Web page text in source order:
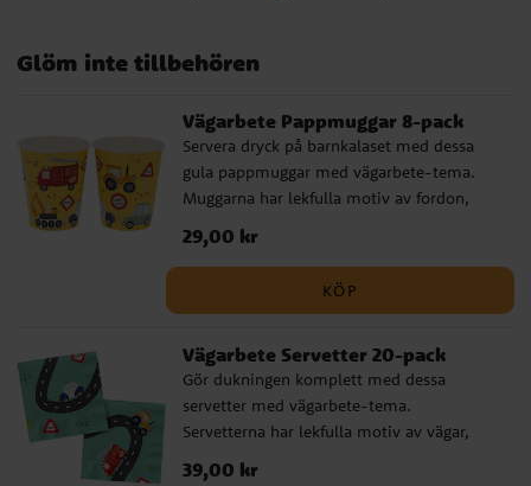
Glöm inte tillbehören
Vägarbete Pappmuggar 8-pack
Servera dryck på barnkalaset med dessa
gula pappmuggar med vägarbete-tema.
Muggarna har lekfulla motiv av fordon,
vägar, skyltar och byggdetaljer som passar
perfekt till barn som gillar grävmaskiner,
arbetsfordon. Pappmuggarna är fina att
dekorationer i samma tema för en
enhetlig dukning. ✔ 8 pappmuggar med
vägarbete-motiv ✔ Rymmer 250 ml ✔
FSC-certifierat papper
Pris:29,00 kr
29,00 kr
KÖP
Vägarbete Servetter 20-pack
Gör dukningen komplett med dessa
servetter med vägarbete-tema.
Servetterna har lekfulla motiv av vägar,
Pris:39,00 kr
39,00 kr